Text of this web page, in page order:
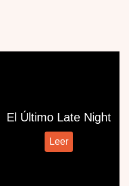
El Último Late Night
Leer